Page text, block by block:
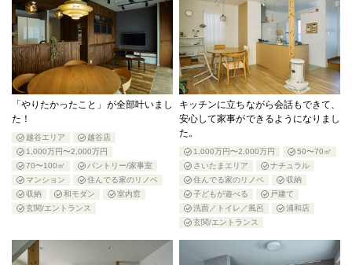
「やりたかったこと」が全部叶いまし
た！
越谷エリア
越谷店
1,000万円〜2,000万円
70〜100㎡
パントリー/家事室
マンション
住んでる家のリノベ
収納
和モダン
室内窓
玄関/エントランス
キッチンに立ちながら会話もできて、
安心して家事ができるようになりまし
た。
1,000万円〜2,000万円
50〜70㎡
さいたまエリア
ナチュラル
住んでる家のリノベ
収納
子どもが遊べる
戸建て
洗面／トイレ／風呂
浦和店
玄関/エントランス